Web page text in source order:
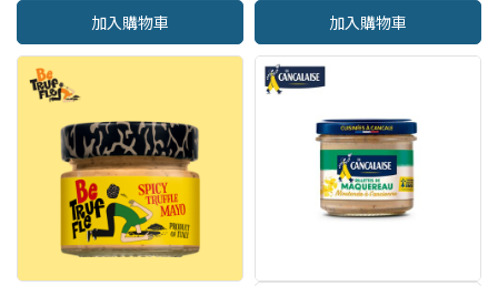
加入購物車 加入購物車